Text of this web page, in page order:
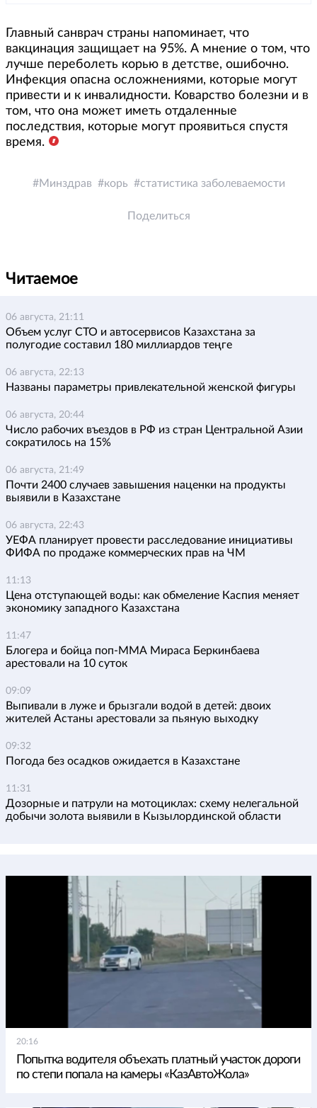
Главный санврач страны напоминает, что
вакцинация защищает на 95%. А мнение о том, что
лучше переболеть корью в детстве, ошибочно.
Инфекция опасна осложнениями, которые могут
привести и к инвалидности. Коварство болезни и в
том, что она может иметь отдаленные
последствия, которые могут проявиться спустя
время.
Минздрав корь статистика заболеваемости
Поделиться
Читаемое
06 августа, 21:11
Объем услуг СТО и автосервисов Казахстана за
полугодие составил 180 миллиардов теңге
06 августа, 22:13
Названы параметры привлекательной женской фигуры
06 августа, 20:44
Число рабочих въездов в РФ из стран Центральной Азии
сократилось на 15%
06 августа, 21:49
Почти 2400 случаев завышения наценки на продукты
выявили в Казахстане
06 августа, 22:43
УЕФА планирует провести расследование инициативы
ФИФА по продаже коммерческих прав на ЧМ
11:13
Цена отступающей воды: как обмеление Каспия меняет
экономику западного Казахстана
11:47
Блогера и бойца поп-ММА Мираса Беркинбаева
арестовали на 10 суток
09:09
Выпивали в луже и брызгали водой в детей: двоих
жителей Астаны арестовали за пьяную выходку
09:32
Погода без осадков ожидается в Казахстане
11:31
Дозорные и патрули на мотоциклах: схему нелегальной
добычи золота выявили в Кызылординской области
20:16
Попытка водителя объехать платный участок дороги
по степи попала на камеры «КазАвтоЖола»